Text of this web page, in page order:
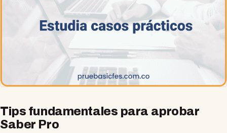
Tips fundamentales para aprobar
Saber Pro